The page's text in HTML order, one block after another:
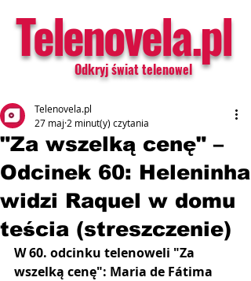
Telenovela.pl
Odkryj świat telenowel
"Za wszelką cenę" –
Odcinek 60: Heleninha
widzi Raquel w domu
teścia (streszczenie)
Telenovela.pl
27 maj 2 minut(y) czytania
W 60. odcinku telenoweli "Za
wszelką cenę": Maria de Fátima